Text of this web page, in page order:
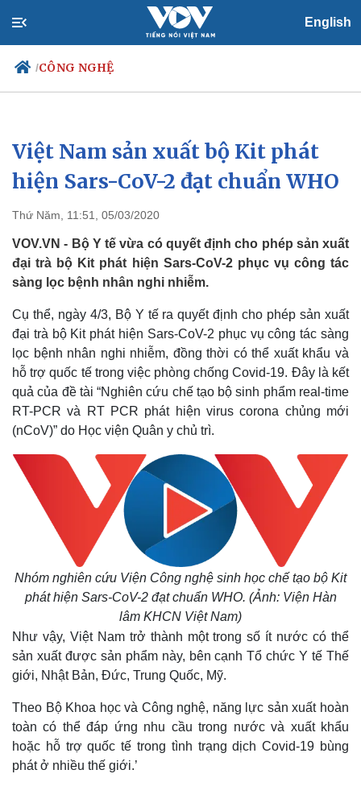
English
/CÔNG NGHỆ
Chính trị
Đảng
Tổ chức nhân sự
Nhận diện sự thật
Xã hội
Tin 24h
Dự báo thời tiết
Việc làm
Biển đảo
Việt Nam sản xuất bộ Kit phát
hiện Sars-CoV-2 đạt chuẩn WHO
Thứ Năm, 11:51, 05/03/2020
VOV.VN - Bộ Y tế vừa có quyết định cho phép sản xuất
đại trà bộ Kit phát hiện Sars-CoV-2 phục vụ công tác
sàng lọc bệnh nhân nghi nhiễm.
Cụ thể, ngày 4/3, Bộ Y tế ra quyết định cho phép sản xuất
đại trà bộ Kit phát hiện Sars-CoV-2 phục vụ công tác sàng
lọc bệnh nhân nghi nhiễm, đồng thời có thể xuất khẩu và
hỗ trợ quốc tế trong việc phòng chống Covid-19. Đây là kết
quả của đề tài “Nghiên cứu chế tạo bộ sinh phẩm real-time
RT-PCR và RT PCR phát hiện virus corona chủng mới
(nCoV)” do Học viện Quân y chủ trì.
Nhóm nghiên cứu Viện Công nghệ sinh học chế tạo bộ Kit
phát hiện Sars-CoV-2 đạt chuẩn WHO. (Ảnh: Viện Hàn
lâm KHCN Việt Nam)
Như vậy, Việt Nam trở thành một trong số ít nước có thể
sản xuất được sản phẩm này, bên cạnh Tổ chức Y tế Thế
giới, Nhật Bản, Đức, Trung Quốc, Mỹ.
Theo Bộ Khoa học và Công nghệ, năng lực sản xuất hoàn
toàn có thể đáp ứng nhu cầu trong nước và xuất khẩu
hoặc hỗ trợ quốc tế trong tình trạng dịch Covid-19 bùng
phát ở nhiều thế giới.’